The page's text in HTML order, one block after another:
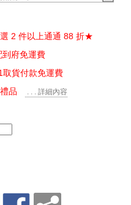
2 件以上通通 88 折★
府免運費
貨付款免運費
品
. . . 詳細內容